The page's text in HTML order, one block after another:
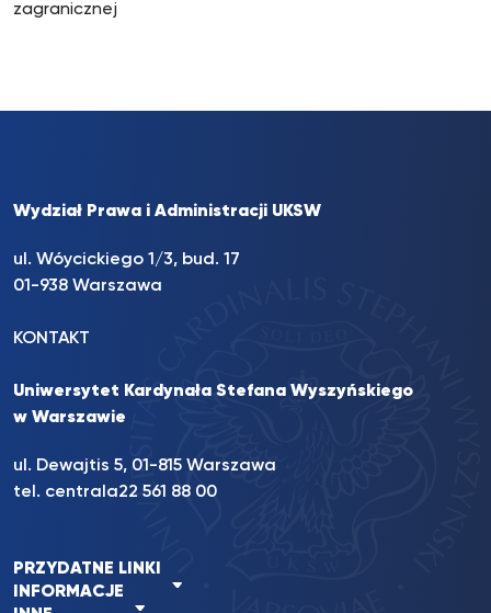
zagranicznej
Wydział Prawa i Administracji UKSW
ul. Wóycickiego 1/3, bud. 17
01-938 Warszawa
KONTAKT
Uniwersytet Kardynała Stefana Wyszyńskiego
w Warszawie
ul. Dewajtis 5, 01-815 Warszawa
tel. centrala22 561 88 00
PRZYDATNE LINKI
INFORMACJE